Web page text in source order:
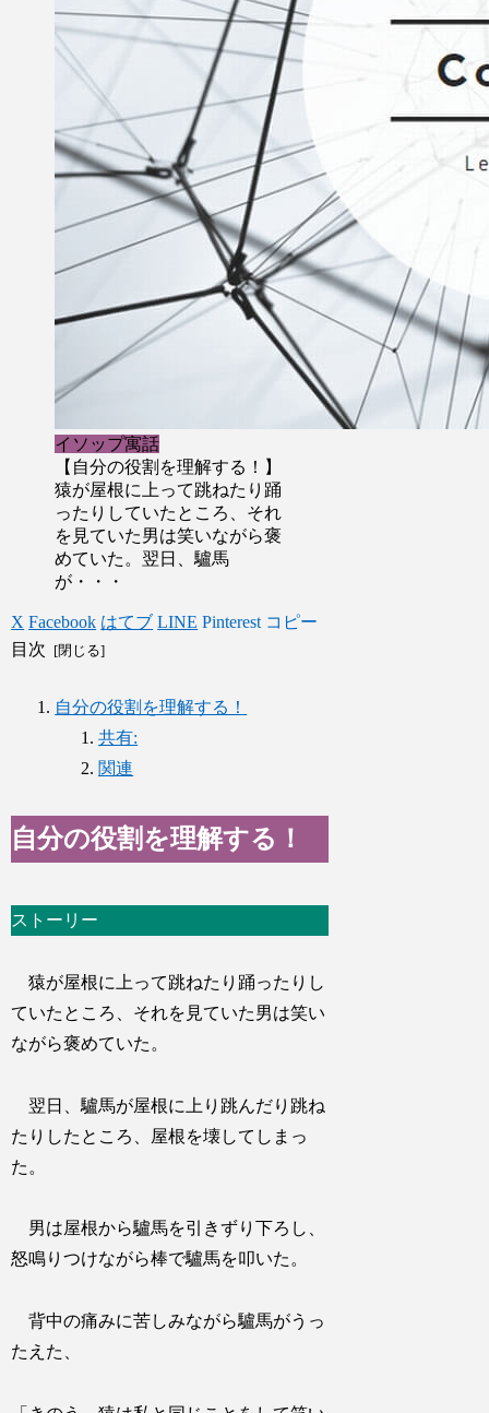
イソップ寓話
【自分の役割を理解する！】
猿が屋根に上って跳ねたり踊
ったりしていたところ、それ
を見ていた男は笑いながら褒
めていた。翌日、驢馬
が・・・
X Facebook はてブ LINE Pinterest コピー
目次
自分の役割を理解する！
共有:
関連
自分の役割を理解する！
ストーリー
猿が屋根に上って跳ねたり踊ったりし
ていたところ、それを見ていた男は笑い
ながら褒めていた。
翌日、驢馬が屋根に上り跳んだり跳ね
たりしたところ、屋根を壊してしまっ
た。
男は屋根から驢馬を引きずり下ろし、
怒鳴りつけながら棒で驢馬を叩いた。
背中の痛みに苦しみながら驢馬がうっ
たえた、